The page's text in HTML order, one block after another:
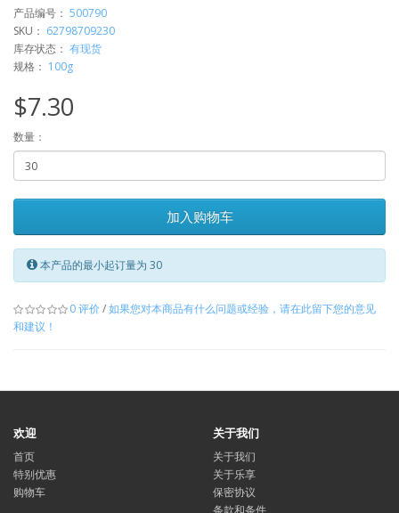
产品编号： 500790
SKU： 62798709230
库存状态： 有现货
规格： 100g
$7.30
数量：
加入购物车
本产品的最小起订量为 30
0 评价/如果您对本商品有什么问题或经验，请在此留下您的意见
和建议！
欢迎
首页
特别优惠
购物车
关于我们
关于我们
关于乐享
保密协议
条款和条件